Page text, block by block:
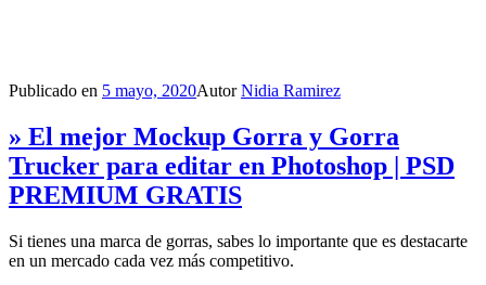
Publicado en 5 mayo, 2020AutorNidia Ramirez
» El mejor Mockup Gorra y Gorra
Trucker para editar en Photoshop | PSD
PREMIUM GRATIS
Si tienes una marca de gorras, sabes lo importante que es destacarte
en un mercado cada vez más competitivo.